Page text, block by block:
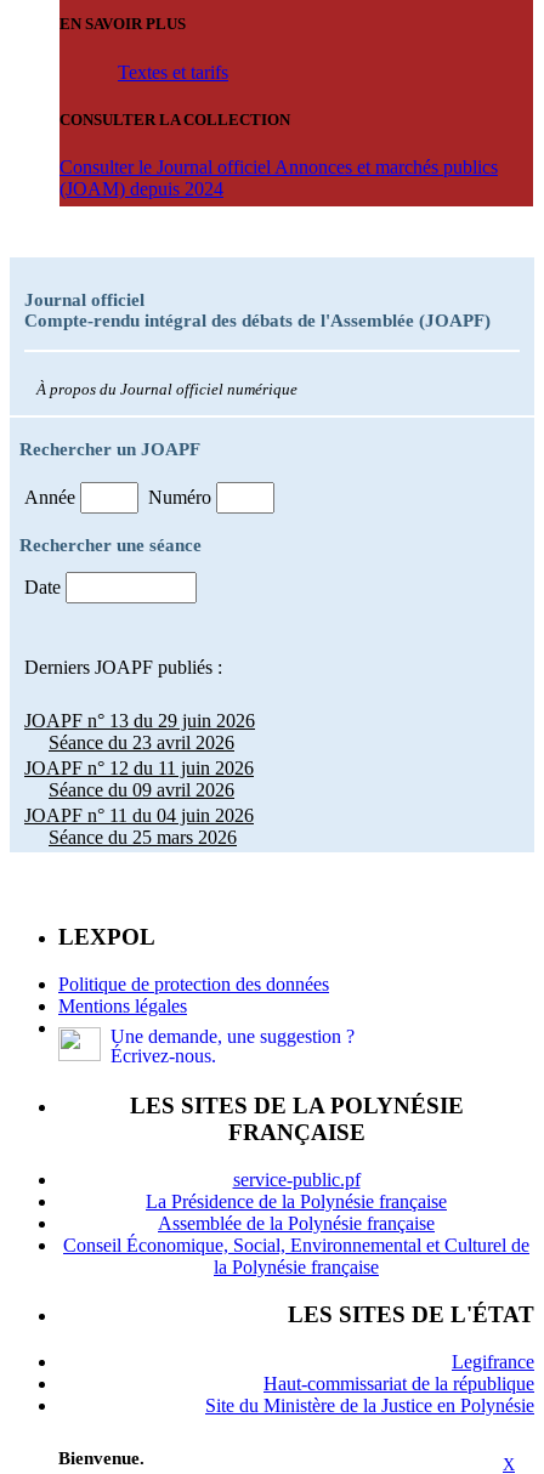
EN SAVOIR PLUS
Textes et tarifs
CONSULTER LA COLLECTION
Consulter le Journal officiel Annonces et marchés publics
(JOAM) depuis 2024
Journal officiel
Compte-rendu intégral des débats de l'Assemblée (JOAPF)
À propos du Journal officiel numérique
Rechercher un JOAPF
Année Numéro
Rechercher une séance
Date
Derniers JOAPF publiés :
JOAPF n° 13 du 29 juin 2026
Séance du 23 avril 2026
JOAPF n° 12 du 11 juin 2026
Séance du 09 avril 2026
JOAPF n° 11 du 04 juin 2026
Séance du 25 mars 2026
LEXPOL
Politique de protection des données
Mentions légales
Une demande, une suggestion ?
Écrivez-nous.
LES SITES DE LA POLYNÉSIE
FRANÇAISE
service-public.pf
La Présidence de la Polynésie française
Assemblée de la Polynésie française
Conseil Économique, Social, Environnemental et Culturel de
la Polynésie française
LES SITES DE L'ÉTAT
Legifrance
Haut-commissariat de la république
Site du Ministère de la Justice en Polynésie
X
Bienvenue.